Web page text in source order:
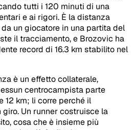
tutti i 120 minuti di una
e ai rigori. È la distanza
un giocatore in una partita del
il tracciamento, e Brozovic ha
record di 16.3 km stabilito nel
è un effetto collaterale,
centrocampista parte
12 km; li corre perché il
Un runner costruisce la
cosa che è insieme più